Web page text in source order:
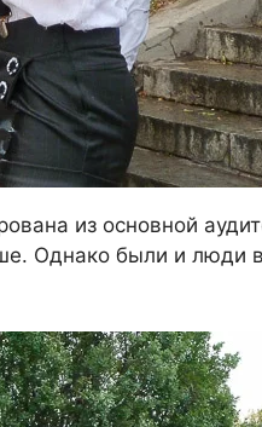
из основной
Однако были и люди